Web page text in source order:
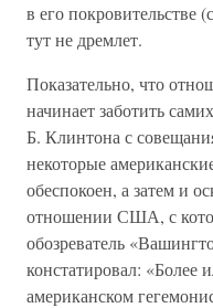
в его покровительстве
тут не дремлет.
Показательно, что
начинает заботить
Б. Клинтона с
некоторые
обеспокоен, а затем и
отношении США, с
обозреватель
констатировал: «Более
американском